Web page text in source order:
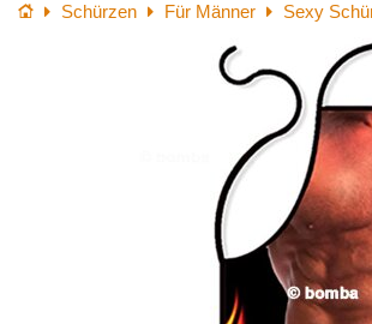
StartseiteSchürzen Für Männer Sexy